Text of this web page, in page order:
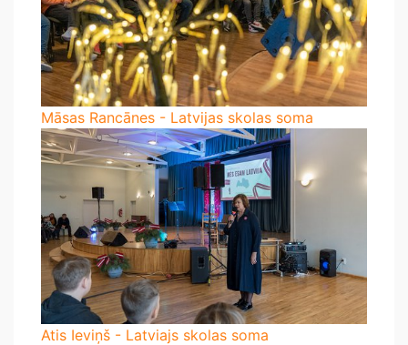
Māsas Rancānes - Latvijas skolas soma
Atis Ieviņš - Latviajs skolas soma